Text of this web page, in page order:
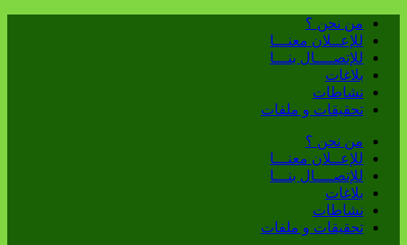
من نحن ؟
للإعــلان معنـــا
للإتصــــال بنـــا
بلاغات
نشاطات
تحقيقات و ملفات
من نحن ؟
للإعــلان معنـــا
للإتصــــال بنـــا
بلاغات
نشاطات
تحقيقات و ملفات